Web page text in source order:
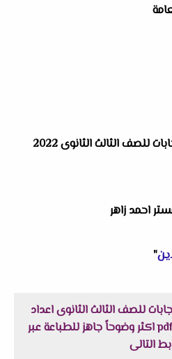
الموضوع : اختبار فلسفة بالاجابات للصف الثالث الثانوى 2022
احمد زاهر
"
للصف الثالث الثانوى اعداد
مستر احمد زاهر في ملف pdf اكثر وضوحاً جاهز للطباعة عبر
التالى